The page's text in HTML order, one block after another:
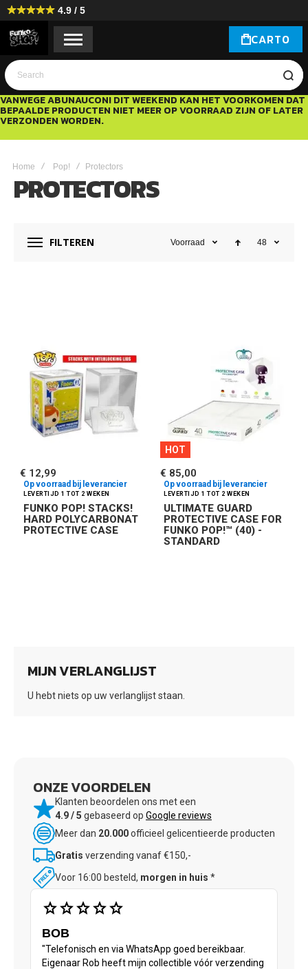
4.9 / 5
CART0
Search
VANWEGE ABUNAUCON! DIT WEEKEND KAN HET VOORKOMEN DAT
BEPAALDE PRODUCTEN NIET MEER OP VOORRAAD ZIJN OF LATER
VERZONDEN WORDEN.
Home Pop! Protectors
PROTECTORS
FILTEREN Voorraad 48
FUNKO POP! STACKS!
HARD POLYCARBONAT
PROTECTIVE CASE
€ 12,99
Op voorraad bij leverancier
HOT
ULTIMATE GUARD
PROTECTIVE CASE FOR
FUNKO POP!™ (40) -
STANDARD
€ 85,00
Op voorraad bij leverancier
MIJN VERLANGLIJST
U hebt niets op uw verlanglijst staan.
ONZE VOORDELEN
Klanten beoordelen ons met een
4.9 / 5 gebaseerd op Google reviews
Meer dan 20.000officieel gelicentieerde producten
Gratis verzending vanaf €150,-
Voor 16:00 besteld, morgen in huis *
starstarstarstarstar
BOB
"Telefonisch en via WhatsApp goed bereikbaar.
Eigenaar Rob heeft mijn collectible vóór verzending